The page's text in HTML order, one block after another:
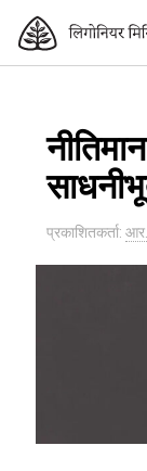
प्रकाशितकर्ता: आर.